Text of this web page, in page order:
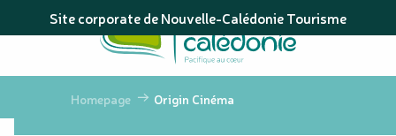
au
principal
Site corporate de Nouvelle-Calédonie Tourisme
Homepage Origin Cinéma